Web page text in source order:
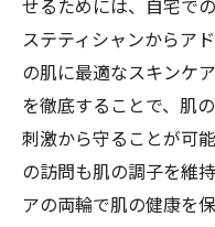
せるためには、自宅で
ステティシャンからア
の肌に最適なスキンケ
を徹底することで、肌
刺激から守ることが可
の訪問も肌の調子を維
アの両輪で肌の健康を